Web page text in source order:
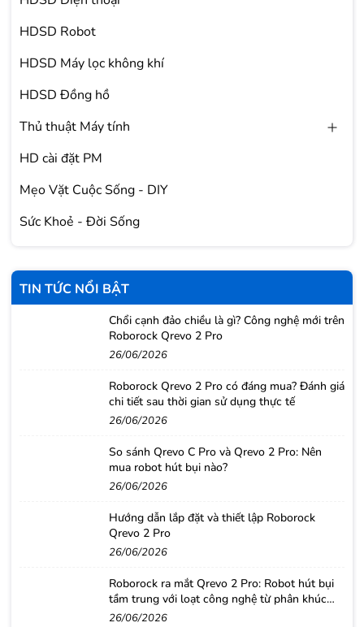
trên sẽ được tung ra. *** ST ***
HDSD Robot
HDSD Máy lọc không khí
HDSD Đồng hồ
Thủ thuật Máy tính
HD cài đặt PM
Mẹo Vặt Cuộc Sống - DIY
Sức Khoẻ - Đời Sống
TIN TỨC NỔI BẬT
Chổi cạnh đảo chiều là gì? Công nghệ mới trên
Roborock Qrevo 2 Pro
26/06/2026
Roborock Qrevo 2 Pro có đáng mua? Đánh giá
chi tiết sau thời gian sử dụng thực tế
26/06/2026
So sánh Qrevo C Pro và Qrevo 2 Pro: Nên
mua robot hút bụi nào?
26/06/2026
Hướng dẫn lắp đặt và thiết lập Roborock
Qrevo 2 Pro
26/06/2026
Roborock ra mắt Qrevo 2 Pro: Robot hút bụi
tầm trung với loạt công nghệ từ phân khúc
cao cấp
26/06/2026